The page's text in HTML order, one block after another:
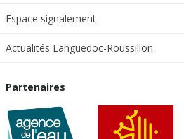
Espace signalement
Actualités Languedoc-Roussillon
Partenaires